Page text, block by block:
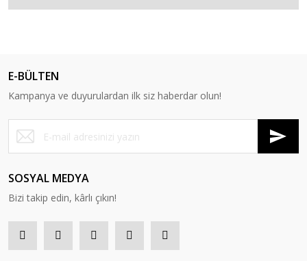
E-BÜLTEN
Kampanya ve duyurulardan ilk siz haberdar olun!
SOSYAL MEDYA
Bizi takip edin, kârlı çıkın!